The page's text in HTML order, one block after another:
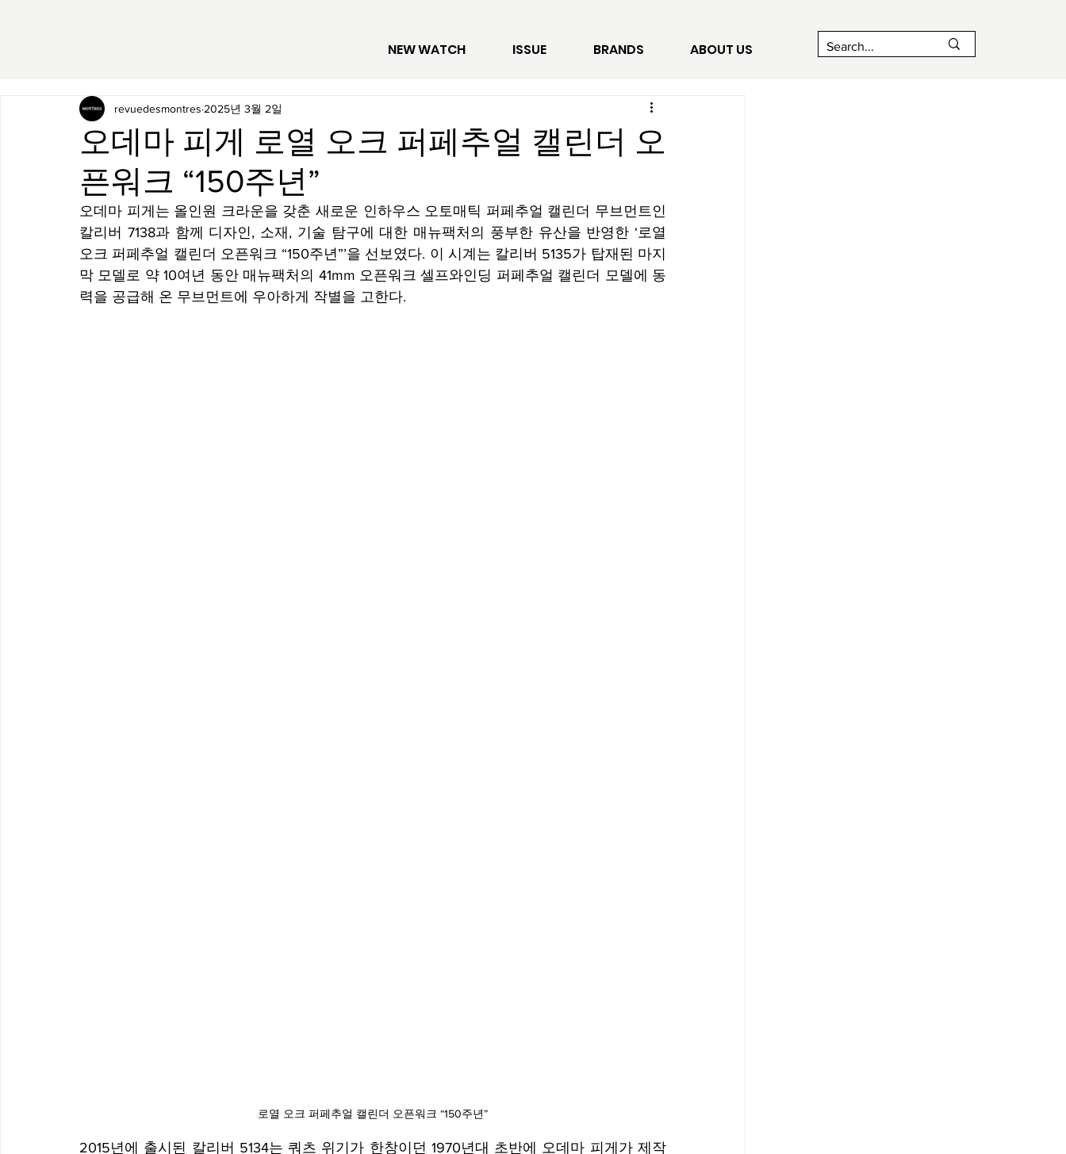
NEW WATCH ISSUE BRANDS ABOUT US
오데마 피게 로열 오크 퍼페추얼 캘린더 오
픈워크 “150주년”
revuedesmontres 2025년 3월 2일
오데마 피게는 올인원 크라운을 갖춘 새로운 인하우스 오토매틱 퍼페추얼 캘린더 무브먼트인
칼리버 7138과 함께 디자인, 소재, 기술 탐구에 대한 매뉴팩처의 풍부한 유산을 반영한 ‘로열
오크 퍼페추얼 캘린더 오픈워크 “150주년”’을 선보였다. 이 시계는 칼리버 5135가 탑재된 마지
막 모델로 약 10여년 동안 매뉴팩처의 41mm 오픈워크 셀프와인딩 퍼페추얼 캘린더 모델에 동
력을 공급해 온 무브먼트에 우아하게 작별을 고한다.
로열 오크 퍼페추얼 캘린더 오픈워크 “150주년”
2015년에 출시된 칼리버 5134는 쿼츠 위기가 한창이던 1970년대 초반에 오데마 피게가 제작